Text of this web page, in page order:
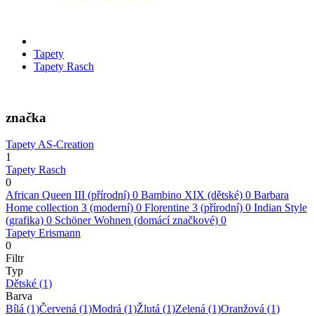
Tapety
Tapety Rasch
značka
Tapety AS-Creation
1
Tapety Rasch
0
African Queen III (přírodní) 0 Bambino XIX (dětské) 0 Barbara
Home collection 3 (moderní) 0 Florentine 3 (přírodní) 0 Indian Style
(grafika) 0 Schöner Wohnen (domácí značkové) 0
Tapety Erismann
0
Filtr
Typ
Dětské (1)
Barva
Bílá (1)Červená (1)Modrá (1)Žlutá (1)Zelená (1)Oranžová (1)